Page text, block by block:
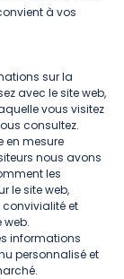
à vos
sur la
avec le site web,
vous visitez
consultez.
en mesure
nous avons
les
le site web,
et
web.
informations
personnalisé et